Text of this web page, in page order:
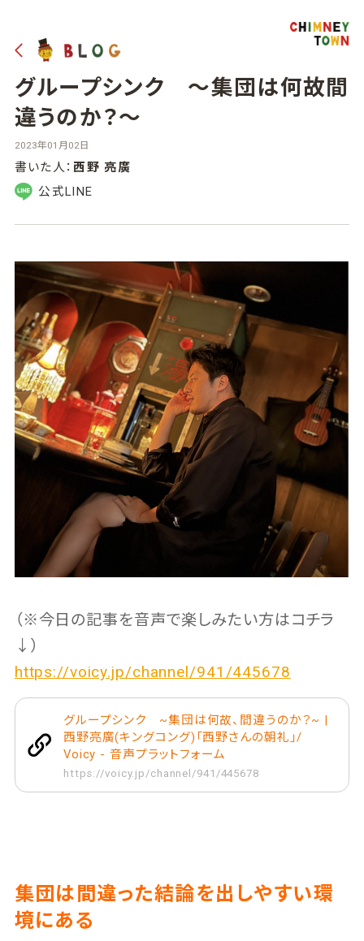
グループシンク 〜集団は何故間
違うのか？〜
2023年01月02日
書いた人： 西野 亮廣
公式LINE
（※今日の記事を音声で楽しみたい方はコチラ
↓）
https://voicy.jp/channel/941/445678
グループシンク ~集団は何故、間違うのか？~ |
西野亮廣(キングコング)「西野さんの朝礼」/
Voicy - 音声プラットフォーム
https://voicy.jp/channel/941/445678
集団は間違った結論を出しやすい環
境にある